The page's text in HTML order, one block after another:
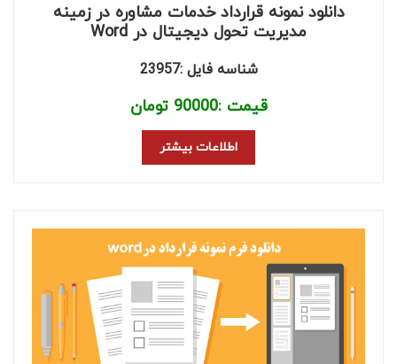
دانلود نمونه قرارداد خدمات مشاوره در زمینه
مدیریت تحول دیجیتال در Word
شناسه فایل :23957
قیمت :90000 تومان
اطلاعات بیشتر